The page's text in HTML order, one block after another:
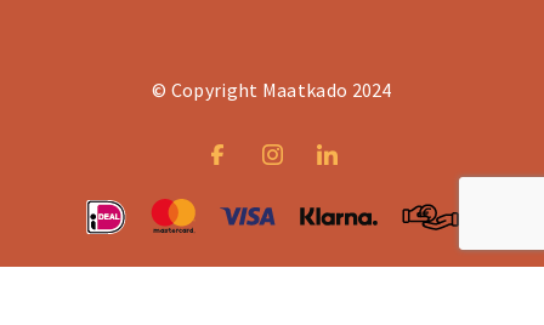
© Copyright Maatkado 2024